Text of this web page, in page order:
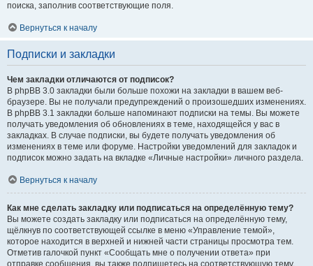
поиска, заполнив соответствующие поля.
Вернуться к началу
Подписки и закладки
Чем закладки отличаются от подписок?
В phpBB 3.0 закладки были больше похожи на закладки в вашем веб-
браузере. Вы не получали предупреждений о произошедших изменениях.
В phpBB 3.1 закладки больше напоминают подписки на темы. Вы можете
получать уведомления об обновлениях в теме, находящейся у вас в
закладках. В случае подписки, вы будете получать уведомления об
изменениях в теме или форуме. Настройки уведомлений для закладок и
подписок можно задать на вкладке «Личные настройки» личного раздела.
Вернуться к началу
Как мне сделать закладку или подписаться на определённую тему?
Вы можете создать закладку или подписаться на определённую тему,
щёлкнув по соответствующей ссылке в меню «Управление темой»,
которое находится в верхней и нижней части страницы просмотра тем.
Отметив галочкой пункт «Сообщать мне о получении ответа» при
отправке сообщения, вы также подпишетесь на соответствующую тему.